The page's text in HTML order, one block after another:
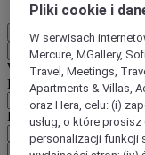
Wstecz
Wybierz kraj i język
Region
Kraj/region-język
Potwierdź kraj i język
Pliki cookie i
W serwisach
Mercure, MGallery,
Travel, Meetings,
Apartments & Villas,
oraz Hera, celu: (i)
usług, o które
personalizacji funkcji